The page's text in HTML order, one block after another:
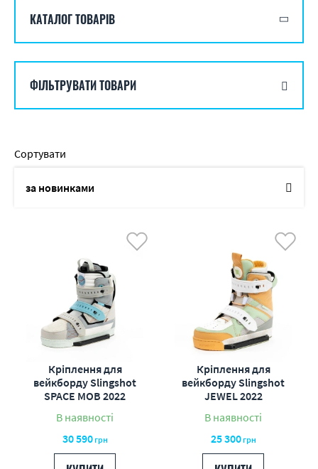
КАТАЛОГ ТОВАРІВ
ФІЛЬТРУВАТИ ТОВАРИ
Сортувати
за новинками
від дешевих до дорогих
від дорогих до дешевих
по наявності
по акціям
Кріплення для
вейкборду Slingshot
SPACE MOB 2022
В наявності
30 590грн
Кріплення для
вейкборду Slingshot
JEWEL 2022
В наявності
25 300грн